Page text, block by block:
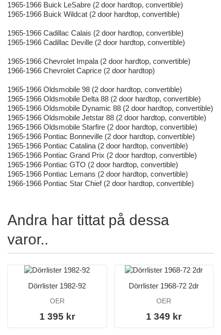
1965-1966 Buick LeSabre (2 door hardtop, convertible)
1965-1966 Buick Wildcat (2 door hardtop, convertible)
1965-1966 Cadillac Calais (2 door hardtop, convertible)
1965-1966 Cadillac Deville (2 door hardtop, convertible)
1965-1966 Chevrolet Impala (2 door hardtop, convertible)
1966-1966 Chevrolet Caprice (2 door hardtop)
1965-1966 Oldsmobile 98 (2 door hardtop, convertible)
1965-1966 Oldsmobile Delta 88 (2 door hardtop, convertible)
1965-1966 Oldsmobile Dynamic 88 (2 door hardtop, convertible)
1965-1966 Oldsmobile Jetstar 88 (2 door hardtop, convertible)
1965-1966 Oldsmobile Starfire (2 door hardtop, convertible)
1965-1966 Pontiac Bonneville (2 door hardtop, convertible)
1965-1966 Pontiac Catalina (2 door hardtop, convertible)
1965-1966 Pontiac Grand Prix (2 door hardtop, convertible)
1965-1966 Pontiac GTO (2 door hardtop, convertible)
1965-1966 Pontiac Lemans (2 door hardtop, convertible)
1966-1966 Pontiac Star Chief (2 door hardtop, convertible)
Andra har tittat på dessa
varor..
Dörrlister 1982-92
OER
1 395 kr
Dörrlister 1968-72 2dr
OER
1 349 kr